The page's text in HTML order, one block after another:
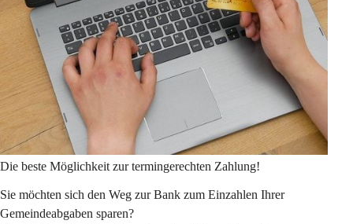
Die beste Möglichkeit zur termingerechten Zahlung!
Sie möchten sich den Weg zur Bank zum Einzahlen Ihrer
Gemeindeabgaben sparen?